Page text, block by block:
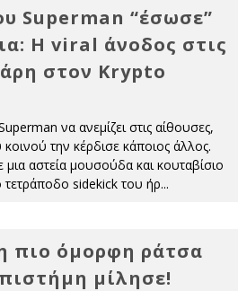
Superman “έσωσε”
Η viral άνοδος στις
στον Krypto
να ανεμίζει στις αίθουσες,
την κέρδισε κάποιος άλλος.
μια αστεία μουσούδα και κουταβίσιο
sidekick του ήρ...
πιο όμορφη ράτσα
μίλησε!